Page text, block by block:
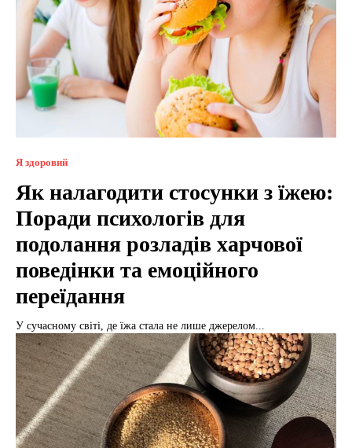
Я здоровий
Як налагодити стосунки з їжею:
Поради психологів для
подолання розладів харчової
поведінки та емоційного
переїдання
У сучасному світі, де їжа стала не лише джерелом...